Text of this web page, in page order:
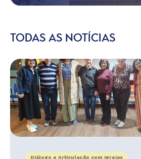
TODAS AS NOTÍCIAS
Diálogo e Articulação com Igrejas